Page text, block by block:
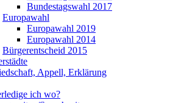
Bundestagswahl 2017
Europawahl
Europawahl 2019
Europawahl 2014
Bürgerentscheid 2015
Appell, Erklärung
ich wo?